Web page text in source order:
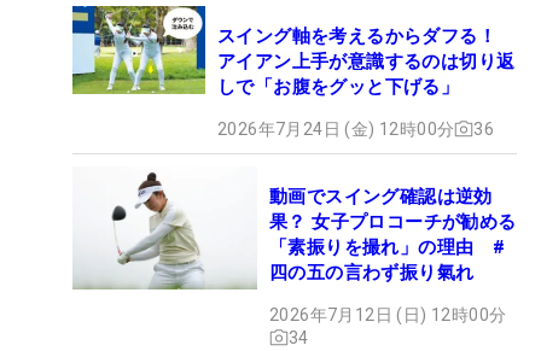
スイング軸を考えるからダフる！
アイアン上手が意識するのは切り返
しで「お腹をグッと下げる」
2026年7月24日 (金) 12時00分 36
動画でスイング確認は逆効
果？ 女子プロコーチが勧める
「素振りを撮れ」の理由 #
四の五の言わず振り氣れ
2026年7月12日 (日) 12時00分
34